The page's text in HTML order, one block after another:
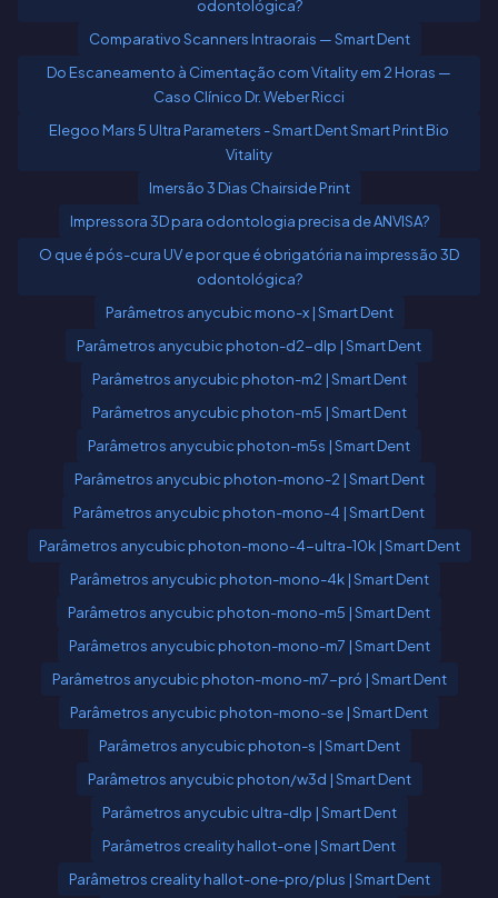
odontológica?
Comparativo Scanners Intraorais — Smart Dent
Do Escaneamento à Cimentação com Vitality em 2 Horas —
Caso Clínico Dr. Weber Ricci
Elegoo Mars 5 Ultra Parameters - Smart Dent Smart Print Bio
Vitality
Imersão 3 Dias Chairside Print
Impressora 3D para odontologia precisa de ANVISA?
O que é pós-cura UV e por que é obrigatória na impressão 3D
odontológica?
Parâmetros anycubic mono-x | Smart Dent
Parâmetros anycubic photon-d2-dlp | Smart Dent
Parâmetros anycubic photon-m2 | Smart Dent
Parâmetros anycubic photon-m5 | Smart Dent
Parâmetros anycubic photon-m5s | Smart Dent
Parâmetros anycubic photon-mono-2 | Smart Dent
Parâmetros anycubic photon-mono-4 | Smart Dent
Parâmetros anycubic photon-mono-4-ultra-10k | Smart Dent
Parâmetros anycubic photon-mono-4k | Smart Dent
Parâmetros anycubic photon-mono-m5 | Smart Dent
Parâmetros anycubic photon-mono-m7 | Smart Dent
Parâmetros anycubic photon-mono-m7-pró | Smart Dent
Parâmetros anycubic photon-mono-se | Smart Dent
Parâmetros anycubic photon-s | Smart Dent
Parâmetros anycubic photon/w3d | Smart Dent
Parâmetros anycubic ultra-dlp | Smart Dent
Parâmetros creality hallot-one | Smart Dent
Parâmetros creality hallot-one-pro/plus | Smart Dent